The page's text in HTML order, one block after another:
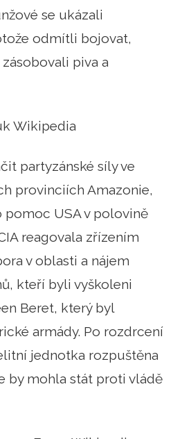
se ukázali
odmítli bojovat,
piva a
Wikipedia
partyzánské síly ve
provinciích Amazonie,
pomoc USA v polovině
reagovala zřízením
v oblasti a nájem
kteří byli vyškoleni
Beret, který byl
armády. Po rozdrcení
jednotka rozpuštěna
by mohla stát proti vládě